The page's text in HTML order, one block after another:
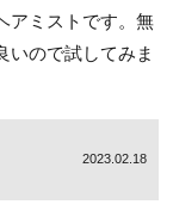
アミストです。無
いので試してみま
2023.02.18